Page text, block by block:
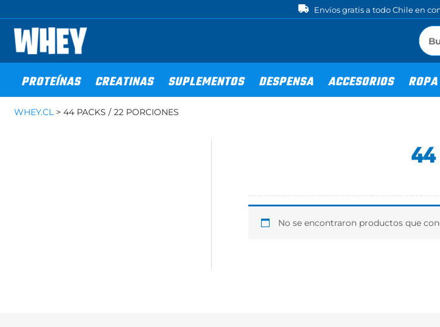
contenido
Envíos gratis a todo Chile en
PROTEÍNAS CREATINAS SUPLEMENTOS DESPENSA ACCESORIOS ROPA
WHEY.CL> 44 PACKS / 22 PORCIONES
No se encontraron productos que